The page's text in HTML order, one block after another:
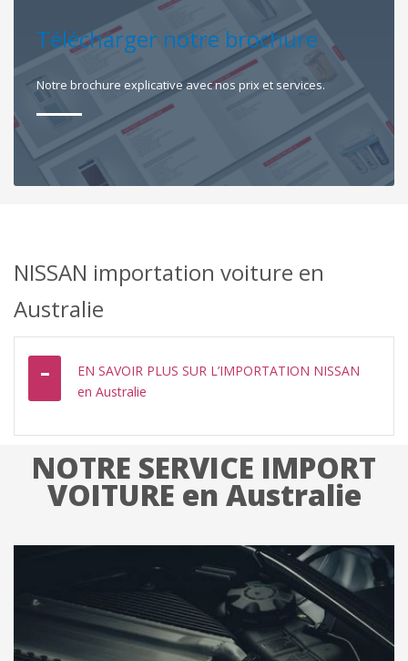
Télécharger notre brochure
Notre brochure explicative avec nos prix et services.
NISSAN importation voiture en
Australie
EN SAVOIR PLUS SUR L’IMPORTATION NISSAN
en Australie
NOTRE SERVICE IMPORT
VOITURE en Australie